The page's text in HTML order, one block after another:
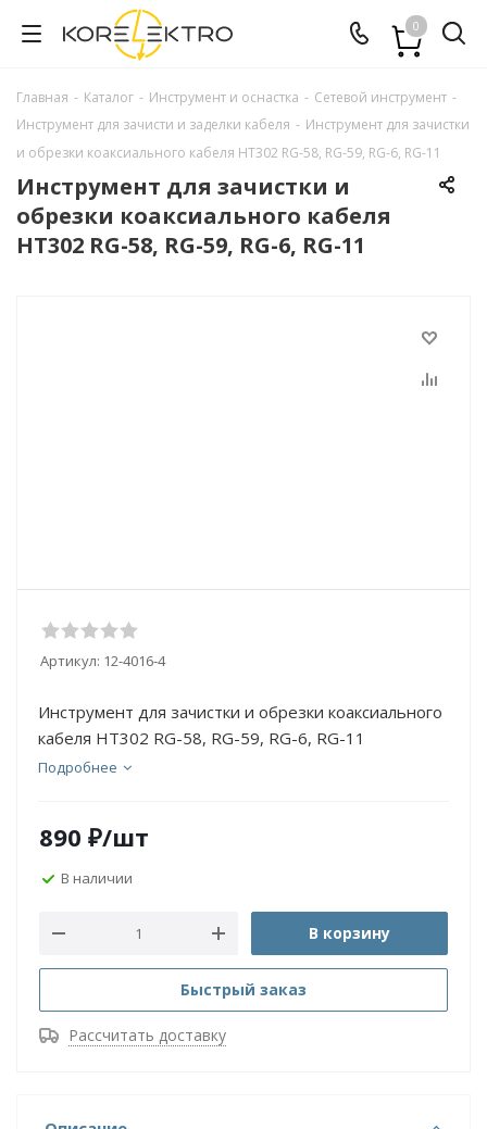
0
Главная - Каталог - Инструмент и оснастка - Сетевой инструмент -
Инструмент для зачисти и заделки кабеля - Инструмент для зачистки
и обрезки коаксиального кабеля HT302 RG-58, RG-59, RG-6, RG-11
Инструмент для зачистки и
обрезки коаксиального кабеля
HT302 RG-58, RG-59, RG-6, RG-11
Артикул: 12-4016-4
Инструмент для зачистки и обрезки коаксиального
кабеля HT302 RG-58, RG-59, RG-6, RG-11
Подробнее
890 ₽/шт
В наличии
В корзину
Быстрый заказ
Рассчитать доставку